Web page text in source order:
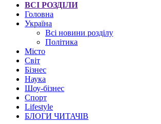
ВСІ РОЗДІЛИ
Головна
Україна
Всі новини розділу
Політика
Місто
Світ
Бізнес
Наука
Шоу-бізнес
Спорт
Lifestyle
БЛОГИ ЧИТАЧІВ